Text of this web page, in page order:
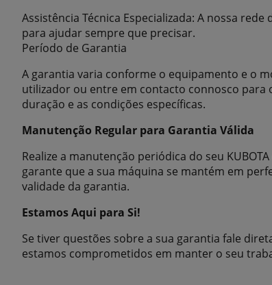
Assistência Técnica Especializada: A nossa
para ajudar sempre que precisar.
Período de Garantia
A garantia varia conforme o equipamento e o
utilizador ou entre em contacto connosco para
duração e as condições específicas.
Manutenção Regular para Garantia Válida
Realize a manutenção periódica do seu
garante que a sua máquina se mantém em
validade da garantia.
Estamos Aqui para Si!
Se tiver questões sobre a sua garantia fale
estamos comprometidos em manter o seu